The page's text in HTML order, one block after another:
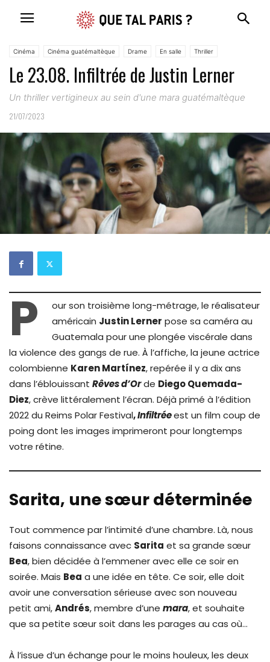
Cinéma Cinéma guatémaltèque Drame En salle Thriller
Le 23.08. Infiltrée de Justin Lerner
Un thriller vertigineux au sein d'une mara guatémaltèque
21/07/2023
P
our son troisième long-métrage, le réalisateur
américain Justin Lerner pose sa caméra au
Guatemala pour une plongée viscérale dans
la violence des gangs de rue. À l’affiche, la jeune actrice
colombienne Karen Martínez, repérée il y a dix ans
dans l’éblouissant Rêves d’Orde Diego Quemada-
Diez, crève littéralement l’écran. Déjà primé à l’édition
2022 du Reims Polar Festival,Infiltréeest un film coup de
poing dont les images imprimeront pour longtemps
votre rétine.
Sarita, une sœur déterminée
Tout commence par l’intimité d’une chambre. Là, nous
faisons connaissance avec Sarita et sa grande sœur
Bea, bien décidée à l’emmener avec elle ce soir en
soirée. Mais Bea a une idée en tête. Ce soir, elle doit
avoir une conversation sérieuse avec son nouveau
petit ami,Andrés, membre d’une mara, et souhaite
que sa petite sœur soit dans les parages au cas où…
À l’issue d’un échange pour le moins houleux, les deux